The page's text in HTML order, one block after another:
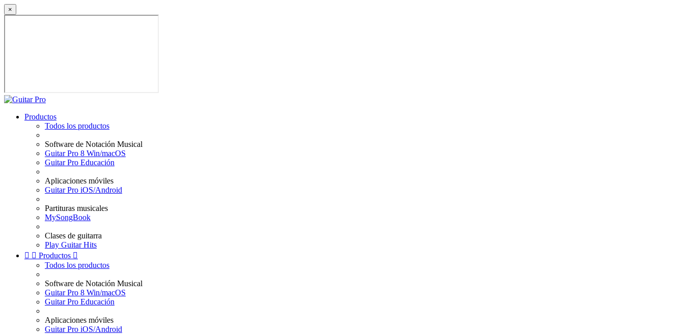
×
Productos
Todos los productos
Software de Notación Musical
Guitar Pro 8 Win/macOS
Guitar Pro Educación
Aplicaciones móviles
Guitar Pro iOS/Android
Partituras musicales
MySongBook
Clases de guitarra
Play Guitar Hits
  Productos 
Todos los productos
Software de Notación Musical
Guitar Pro 8 Win/macOS
Guitar Pro Educación
Aplicaciones móviles
Guitar Pro iOS/Android